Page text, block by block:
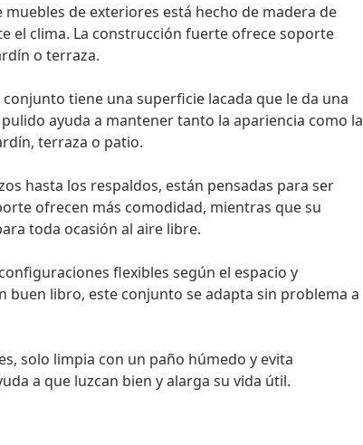
muebles de exteriores está hecho de madera de
el clima. La construcción fuerte ofrece soporte
o terraza.
conjunto tiene una superficie lacada que le da una
ayuda a mantener tanto la apariencia como la
terraza o patio.
hasta los respaldos, están pensadas para ser
ofrecen más comodidad, mientras que su
toda ocasión al aire libre.
flexibles según el espacio y
buen libro, este conjunto se adapta sin problema a
solo limpia con un paño húmedo y evita
a que luzcan bien y alarga su vida útil.